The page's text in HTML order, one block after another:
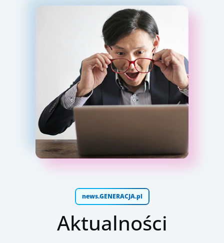
news.GENERACJA.pl
Aktualności